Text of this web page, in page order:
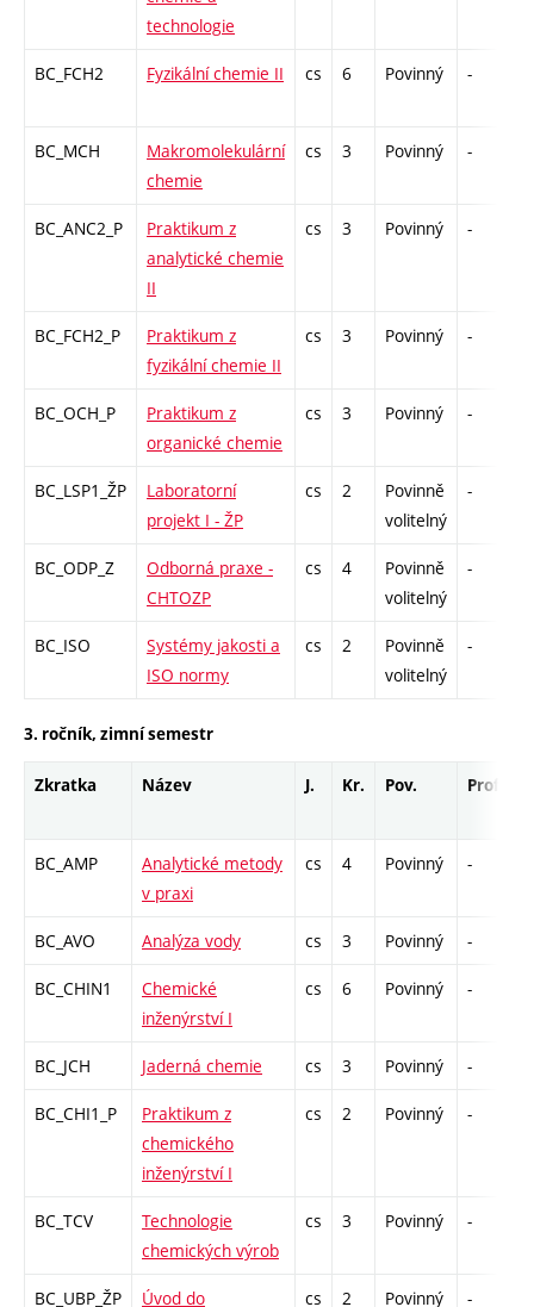
technologie
BC_FCH2 Fyzikální chemie II cs 6 Povinný -
BC_MCH
Makromolekulární
chemie
cs 3 Povinný -
BC_ANC2_P
Praktikum z
analytické chemie
II
cs 3 Povinný -
BC_FCH2_P
Praktikum z
fyzikální chemie II
cs 3 Povinný -
BC_OCH_P
Praktikum z
organické chemie
cs 3 Povinný -
BC_LSP1_ŽP
Laboratorní
projekt I - ŽP
cs 2
Povinně
volitelný
-
BC_ODP_Z
Odborná praxe -
CHTOZP
cs 4
Povinně
volitelný
-
BC_ISO
Systémy jakosti a
ISO normy
cs 2
Povinně
volitelný
-
3. ročník, zimní semestr
Zkratka Název J. Kr. Pov. Prof.
BC_AMP
Analytické metody
v praxi
cs 4 Povinný -
BC_AVO Analýza vody cs 3 Povinný -
BC_CHIN1
Chemické
inženýrství I
cs 6 Povinný -
BC_JCH Jaderná chemie cs 3 Povinný -
BC_CHI1_P
Praktikum z
chemického
inženýrství I
cs 2 Povinný -
BC_TCV
Technologie
chemických výrob
cs 3 Povinný -
BC_UBP_ŽP
Úvod do
cs 2 Povinný -